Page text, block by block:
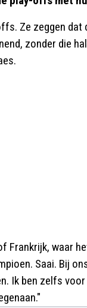
Ze zeggen dat
zonder die
Frankrijk, waar
Saai. Bij
Ik ben zelfs